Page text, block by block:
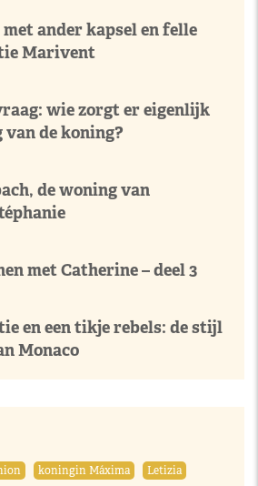
ander kapsel en felle
Marivent
wie zorgt er eigenlijk
de koning?
de woning van
met Catherine – deel 3
en een tikje rebels: de stijl
Monaco
koningin Máxima Letizia